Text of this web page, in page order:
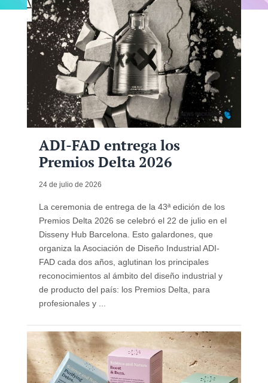
ADI-FAD entrega los
Premios Delta 2026
24 de julio de 2026
La ceremonia de entrega de la 43ª edición de los
Premios Delta 2026 se celebró el 22 de julio en el
Disseny Hub Barcelona. Esto galardones, que
organiza la Asociación de Diseño Industrial ADI-
FAD cada dos años, aglutinan los principales
reconocimientos al ámbito del diseño industrial y
de producto del país: los Premios Delta, para
profesionales y ...